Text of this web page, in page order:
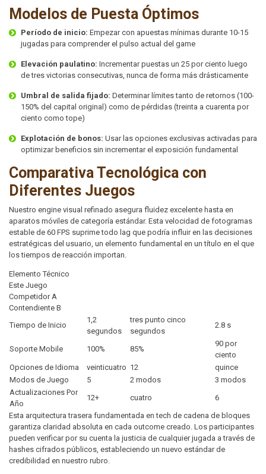
Modelos de Puesta Óptimos
Período de inicio: Empezar con apuestas mínimas durante 10-15
jugadas para comprender el pulso actual del game
Elevación paulatino: Incrementar puestas un 25 por ciento luego
de tres victorias consecutivas, nunca de forma más drásticamente
Umbral de salida fijado: Determinar límites tanto de retornos (100-
150% del capital original) como de pérdidas (treinta a cuarenta por
ciento como tope)
Explotación de bonos: Usar las opciones exclusivas activadas para
optimizar beneficios sin incrementar el exposición fundamental
Comparativa Tecnológica con
Diferentes Juegos
Nuestro engine visual refinado asegura fluidez excelente hasta en
aparatos móviles de categoría estándar. Esta velocidad de fotogramas
estable de 60 FPS suprime todo lag que podría influir en las decisiones
estratégicas del usuario, un elemento fundamental en un título en el que
los tiempos de reacción importan.
Elemento Técnico
Este Juego
Competidor A
Contendiente B
Tiempo de Inicio
1,2
segundos
tres punto cinco
segundos
2.8 s
Soporte Mobile 100% 85%
90 por
ciento
Opciones de Idioma
veinticuatro 12
quince
Modos de Juego
5 2 modos
3 modos
Actualizaciones Por
Año
12+ cuatro
6
Esta arquitectura trasera fundamentada en tech de cadena de bloques
garantiza claridad absoluta en cada outcome creado. Los participantes
pueden verificar por su cuenta la justicia de cualquier jugada a través de
hashes cifrados públicos, estableciendo un nuevo estándar de
credibilidad en nuestro rubro.